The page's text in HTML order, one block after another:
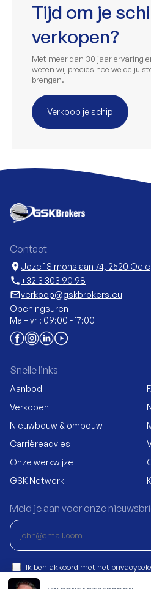
Tijd om je
verkopen?
Met meer dan 30 jaar ervaring
weten wij precies hoe we de
brengen.
Verkoop je schip
Contact
location_on Jozef Simonslaan 74, 2520
call+32 3 303 90 98
mail_outlineverkoop@gskbrokers.eu
Openingsuren
Ma – vr : 09:00 - 17:00
Snelle links
Aanbod
Verkopen
Nieuwbouw & ombouw
Carrièreadvies
Onze werkwijze
GSK Netwerk
Meld je aan voor onze
Ik ben akkoord met het